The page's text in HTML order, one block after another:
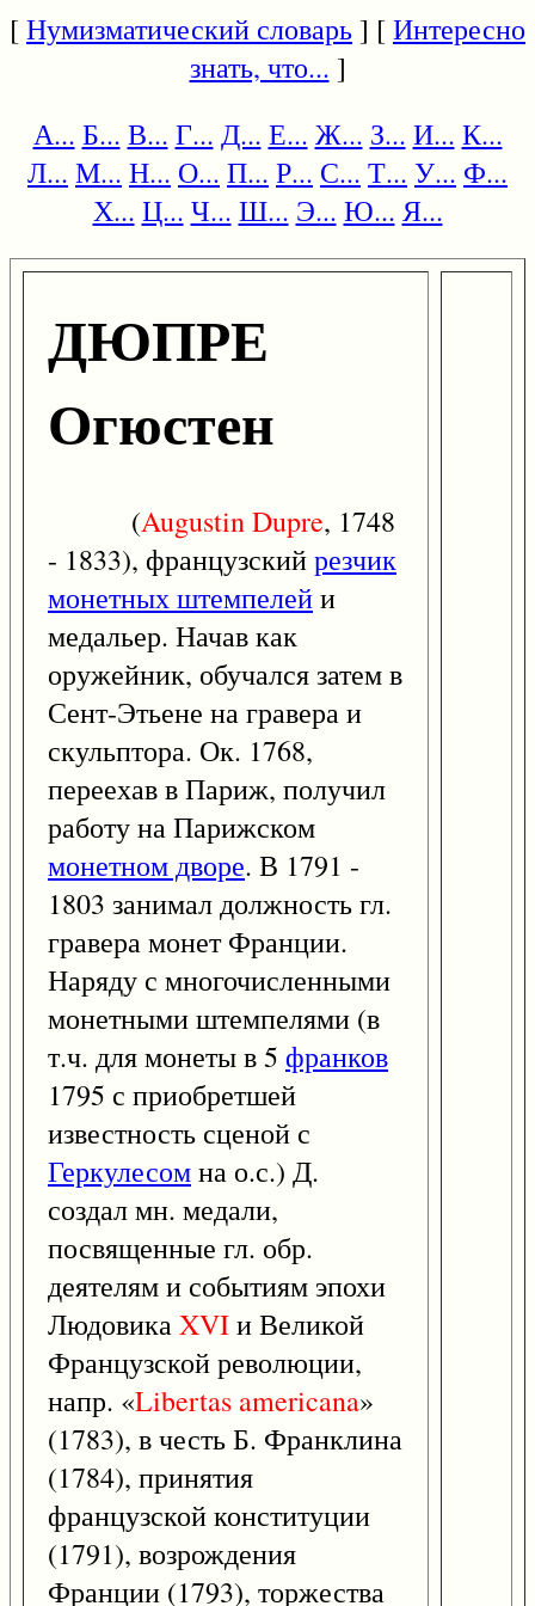
[Нумизматический словарь] [Интересно
знать, что... ]
А... Б... В... Г... Д... Е... Ж... З... И... К...
Л... М... Н... О... П... Р... С... Т... У... Ф...
Х... Ц... Ч... Ш... Э... Ю... Я...
ДЮПРЕ
Огюстен
(AugustinDupre, 1748
- 1833), французскийрезчик
монетных штемпелейи
медальер. Начав как
оружейник, обучался затем в
Сент-Этьене на гравера и
скульптора. Ок. 1768,
переехав в Париж, получил
работу на Парижском
монетном дворе. В 1791 -
1803 занимал должность гл.
гравера монет Франции.
Наряду с многочисленными
монетными штемпелями (в
т.ч. для монеты в 5 франков
1795 с приобретшей
известность сценой с
Геркулесомна о.с.) Д.
создал мн. медали,
посвященные гл. обр.
деятелям и событиям эпохи
ЛюдовикаXVIи Великой
Французской революции,
напр. «Libertas americana»
(1783), в честь Б. Франклина
(1784), принятия
французской конституции
(1791), возрождения
Франции (1793), торжества